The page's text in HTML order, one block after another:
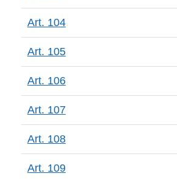
Art. 104
Art. 105
Art. 106
Art. 107
Art. 108
Art. 109